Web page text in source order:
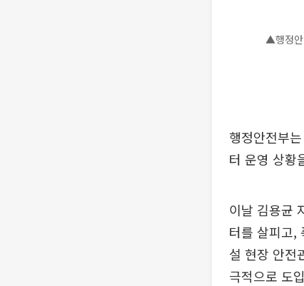
▲행정안
행정안전부
터 운영 상황
이날 김용균
터를 살피고,
설 현장 안전
극적으로 도